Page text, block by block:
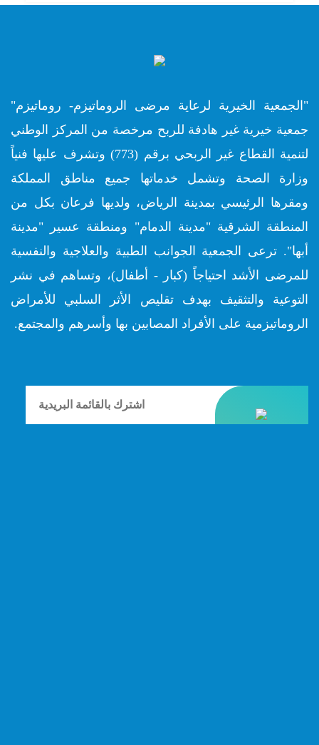
"الجمعية الخيرية لرعاية مرضى الروماتيزم- روماتيزم"
جمعية خيرية غير هادفة للربح مرخصة من المركز الوطني
لتنمية القطاع غير الربحي برقم (773) وتشرف عليها فنياً
وزارة الصحة وتشمل خدماتها جميع مناطق المملكة
ومقرها الرئيسي بمدينة الرياض، ولديها فرعان بكل من
المنطقة الشرقية "مدينة الدمام" ومنطقة عسير "مدينة
أبها". ترعى الجمعية الجوانب الطبية والعلاجية والنفسية
للمرضى الأشد احتياجاً (كبار - أطفال)، وتساهم في نشر
التوعية والتثقيف بهدف تقليص الأثر السلبي للأمراض
الروماتيزمية على الأفراد المصابين بها وأسرهم والمجتمع.